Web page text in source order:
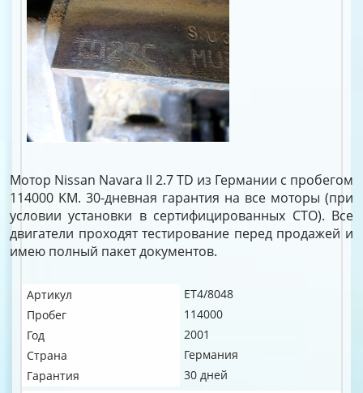
Мотор Nissan Navara II 2.7 TD из Германии с пробегом
114000 KM. 30-дневная гарантия на все моторы (при
условии установки в сертифицированных СТО). Все
двигатели проходят тестирование перед продажей и
имею полный пакет документов.
Артикул
ET4/8048
Пробег
114000
Год
2001
Страна
Германия
Гарантия
30 дней